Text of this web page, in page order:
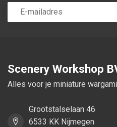
Scenery Workshop
Alles voor je miniature
Grootstalselaan 46
6533 KK Nijmegen